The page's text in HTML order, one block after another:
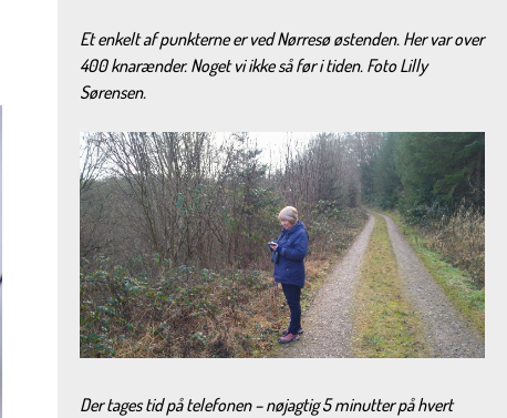
Et enkelt af punkterne er ved Nørresø østenden. Her var over
400 knarænder. Noget vi ikke så før i tiden. Foto Lilly
Sørensen.
Der tages tid på telefonen – nøjagtig 5 minutter på hvert